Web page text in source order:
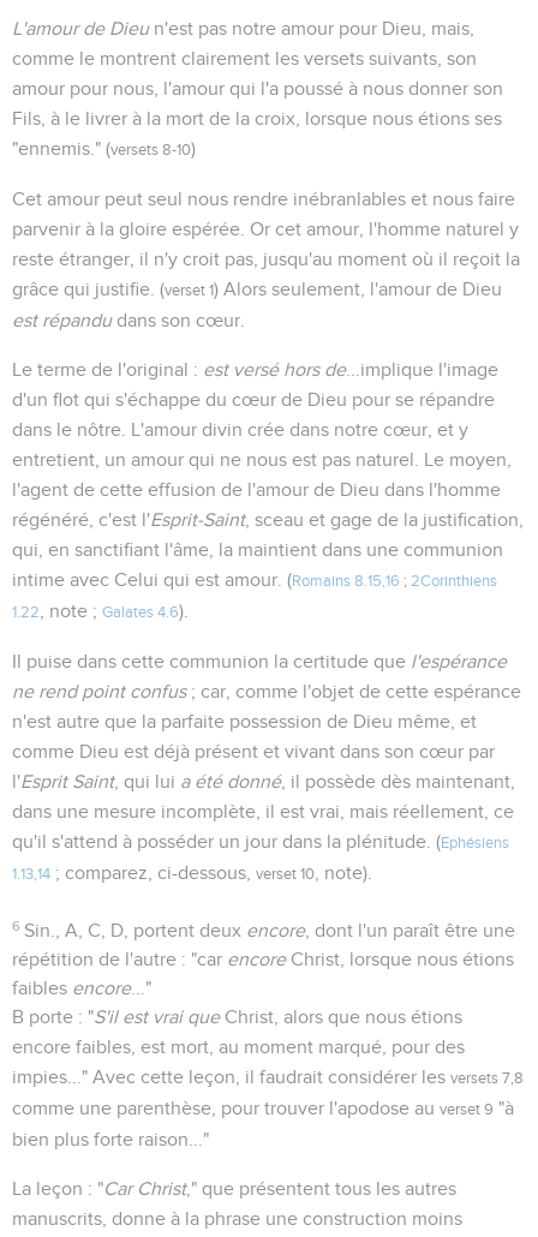
L'amour de Dieun'est pas notre amour pour Dieu, mais,
comme le montrent clairement les versets suivants, son
amour pour nous, l'amour qui l'a poussé à nous donner son
Fils, à le livrer à la mort de la croix, lorsque nous étions ses
"ennemis." (versets 8-10)
Cet amour peut seul nous rendre inébranlables et nous faire
parvenir à la gloire espérée. Or cet amour, l'homme naturel y
reste étranger, il n'y croit pas, jusqu'au moment où il reçoit la
grâce qui justifie. (verset 1) Alors seulement, l'amour de Dieu
est répandudans son cœur.
Le terme de l'original : est versé hors de...implique l'image
d'un flot qui s'échappe du cœur de Dieu pour se répandre
dans le nôtre. L'amour divin crée dans notre cœur, et y
entretient, un amour qui ne nous est pas naturel. Le moyen,
l'agent de cette effusion de l'amour de Dieu dans l'homme
régénéré, c'est l'Esprit-Saint, sceau et gage de la justification,
qui, en sanctifiant l'âme, la maintient dans une communion
intime avec Celui qui est amour. (Romains 8.15,16 ; 2Corinthiens
1.22
, note ; Galates 4.6).
Il puise dans cette communion la certitude que l'espérance
ne rend point confus; car, comme l'objet de cette espérance
n'est autre que la parfaite possession de Dieu même, et
comme Dieu est déjà présent et vivant dans son cœur par
l'Esprit Saint, qui lui a été donné, il possède dès maintenant,
dans une mesure incomplète, il est vrai, mais réellement, ce
qu'il s'attend à posséder un jour dans la plénitude. (Ephésiens
1.13,14 ; comparez, ci-dessous, verset 10 , note).
6 Sin., A, C, D, portent deux encore, dont l'un paraît être une
répétition de l'autre : "car encoreChrist, lorsque nous étions
faibles encore..."
B porte : "S'il est vrai queChrist, alors que nous étions
encore faibles, est mort, au moment marqué, pour des
impies..." Avec cette leçon, il faudrait considérer les versets 7,8
comme une parenthèse, pour trouver l'apodose au verset 9 "à
bien plus forte raison..."
La leçon : "Car Christ," que présentent tous les autres
manuscrits, donne à la phrase une construction moins